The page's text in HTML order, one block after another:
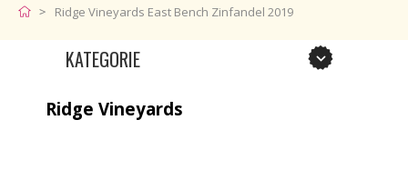
Ridge Vineyards East Bench Zinfandel 2019
KATEGORIE
Ridge Vineyards